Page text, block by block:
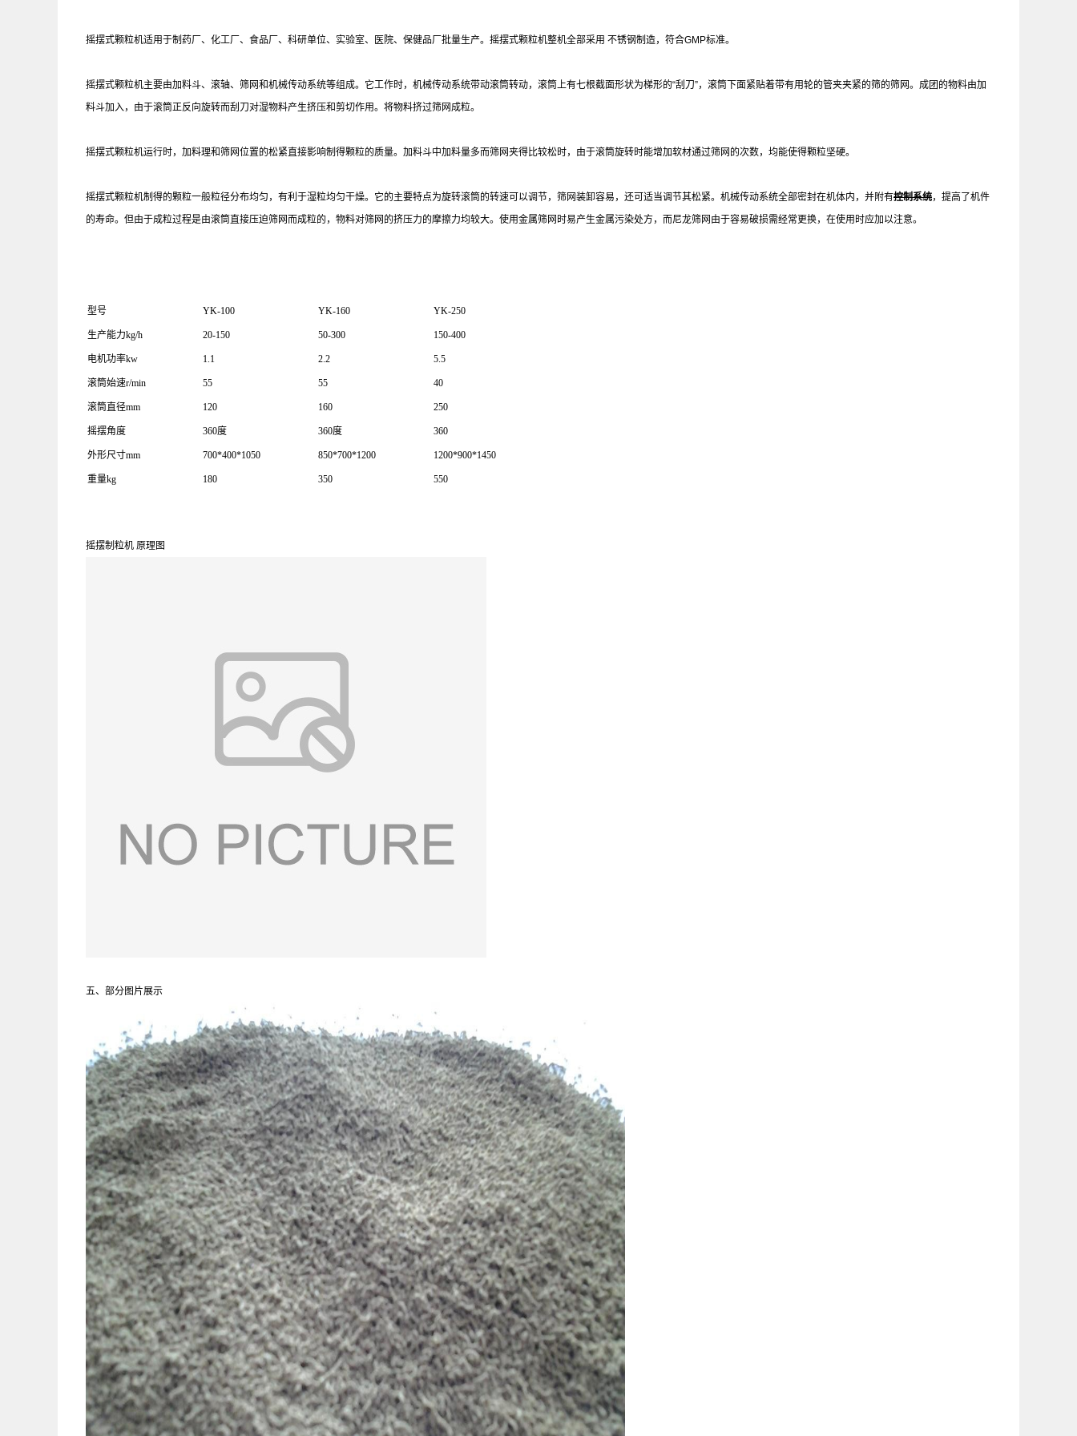
摇摆式颗粒机适用于制药厂、化工厂、食品厂、科研单位、实验室、医院、保健品厂批量生产。摇摆式颗粒机整机全部采用 不锈钢制造，符合GMP标准。
摇摆式颗粒机主要由加料斗、滚轴、筛网和机械传动系统等组成。它工作时，机械传动系统带动滚筒转动，滚筒上有七根截面形状为梯形的“刮刀”，滚筒下面紧贴着带有用轮的管夹夹紧的筛的筛网。成团的物料由加
料斗加入，由于滚筒正反向旋转而刮刀对湿物料产生挤压和剪切作用。将物料挤过筛网成粒。
摇摆式颗粒机运行时，加料理和筛网位置的松紧直接影响制得颗粒的质量。加料斗中加料量多而筛网夹得比较松时，由于滚筒旋转时能增加软材通过筛网的次数，均能使得颗粒坚硬。
摇摆式颗粒机制得的颗粒一般粒径分布均匀，有利于湿粒均匀干燥。它的主要特点为旋转滚筒的转速可以调节，筛网装卸容易，还可适当调节其松紧。机械传动系统全部密封在机体内，并附有控制系统，提高了机件
的寿命。但由于成粒过程是由滚筒直接压迫筛网而成粒的，物料对筛网的挤压力的摩擦力均较大。使用金属筛网时易产生金属污染处方，而尼龙筛网由于容易破损需经常更换，在使用时应加以注意。
型号 YK-100 YK-160 YK-250
生产能力kg/h 20-150 50-300 150-400
电机功率kw 1.1 2.2 5.5
滚筒始速r/min 55 55 40
滚筒直径mm 120 160 250
摇摆角度 360度 360度 360
外形尺寸mm 700*400*1050 850*700*1200 1200*900*1450
重量kg 180 350 550
摇摆制粒机 原理图
五、部分图片展示